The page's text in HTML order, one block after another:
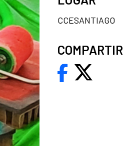
CCESANTIAGO
COMPARTIR